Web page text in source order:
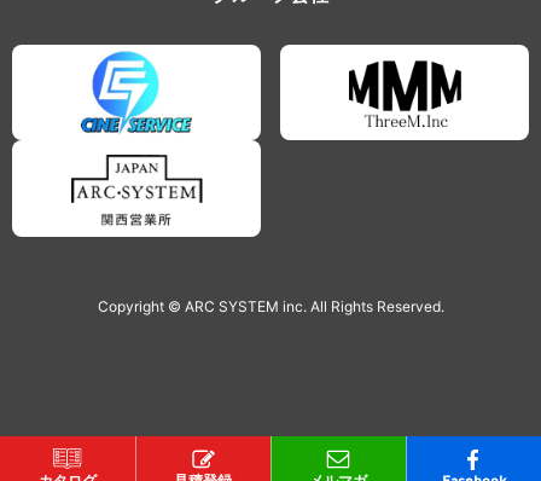
Copyright © ARC SYSTEM inc. All Rights Reserved.